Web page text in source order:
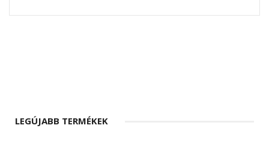
LEGÚJABB TERMÉKEK